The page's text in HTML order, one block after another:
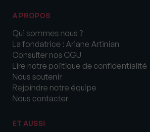
A PROPOS
Qui sommes nous ?
La fondatrice : Ariane Artinian
Consulter nos CGU
Lire notre politique de confidentialité
Nous soutenir
Rejoindre notre équipe
Nous contacter
ET AUSSI